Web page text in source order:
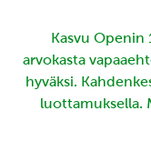
Kasvu Openin
arvokasta
hyväksi.
luottamuksella.